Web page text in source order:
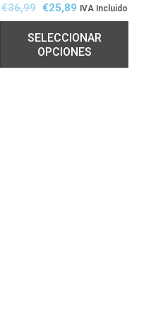
€36,99 €25,89 IVA Incluido
SELECCIONAR
OPCIONES